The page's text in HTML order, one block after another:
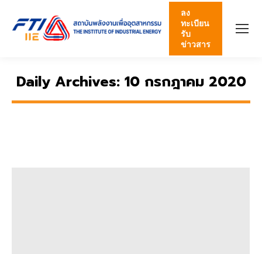
ลง
ทะเบียน
รับ
ข่าวสาร
Daily Archives: 10 กรกฎาคม 2020